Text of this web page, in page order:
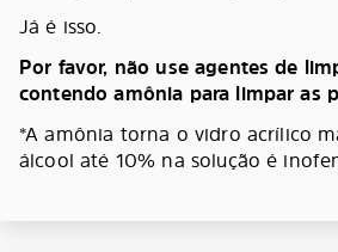
Já é isso.
Por favor, não use agentes de
contendo amônia para limpar as
*A amônia torna o vidro acrílico
álcool até 10% na solução é